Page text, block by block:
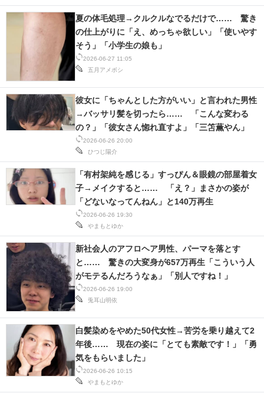
2026-06-27 11:05
五月アメボシ
夏の体毛処理→クルクルなでるだけで…… 驚き
の仕上がりに「え、めっちゃ欲しい」「使いやす
そう」「小学生の娘も」
2026-06-26 20:00
ひつじ陽介
彼女に「ちゃんとした方がいい」と言われた男性
→バッサリ髪を切ったら…… 「こんな変わる
の？」「彼女さん惚れ直すよ」「三笘薫やん」
2026-06-26 19:30
やまもとゆか
「有村架純を感じる」すっぴん＆眼鏡の部屋着女
子→メイクすると…… 「え？」まさかの姿が
「どないなってんねん」と140万再生
2026-06-26 19:00
兎耳山明依
新社会人のアフロヘア男性、パーマを落とす
と…… 驚きの大変身が657万再生「こういう人
がモテるんだろうなぁ」「別人ですね！」
2026-06-26 10:15
やまもとゆか
白髪染めをやめた50代女性→苦労を乗り越えて2
年後…… 現在の姿に「とても素敵です！」「勇
気をもらいました」